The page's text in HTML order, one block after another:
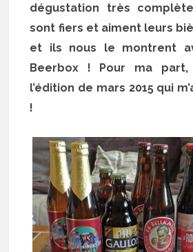
dégustation très
sont fiers et aiment leurs
et ils nous le montrent
Beerbox ! Pour ma part,
l’édition de mars 2015 qui
!